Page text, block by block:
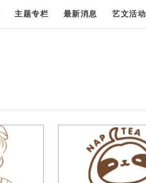
主题专栏 最新消息 艺文活动